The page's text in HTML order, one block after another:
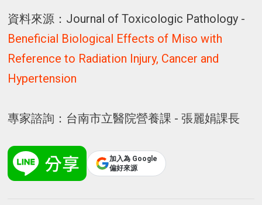
資料來源：Journal of Toxicologic Pathology -
Beneficial Biological Effects of Miso with
Reference to Radiation Injury, Cancer and
Hypertension
專家諮詢：台南市立醫院營養課 - 張麗娟課長
加入為 Google
偏好來源